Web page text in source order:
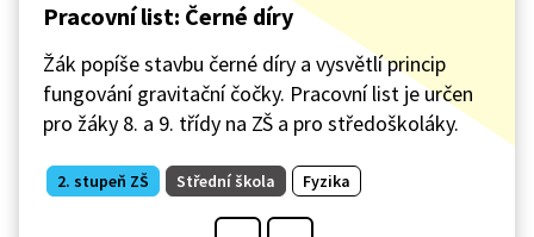
Pracovní list: Černé díry
Žák popíše stavbu černé díry a vysvětlí princip
fungování gravitační čočky. Pracovní list je určen
pro žáky 8. a 9. třídy na ZŠ a pro středoškoláky.
2. stupeň ZŠ Střední škola Fyzika